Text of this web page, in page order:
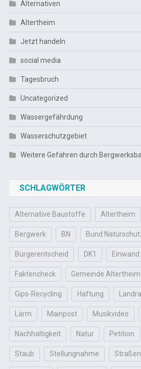
Alternativen
Altertheim
Jetzt handeln
social media
Tagesbruch
Uncategorized
Wassergefährdung
Wasserschutzgebiet
Weitere Gefahren durch
SCHLAGWÖRTER
Alternative Baustoffe Altertheim
Bergwerk BN Bund
Bürgerentscheid DK1 Einwand
Faktencheck Gemeinde Altertheim
Gips-Recycling Haftung
Lärm Mainpost Musikvideo
Nachhaltigkeit Natur Petition
Staub Stellungnahme